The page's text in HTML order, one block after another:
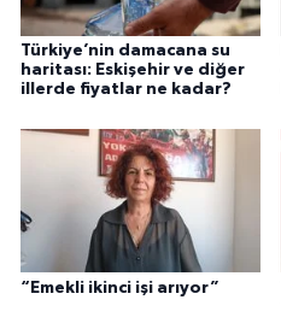
Türkiye’nin damacana su
haritası: Eskişehir ve diğer
illerde fiyatlar ne kadar?
“Emekli ikinci işi arıyor”